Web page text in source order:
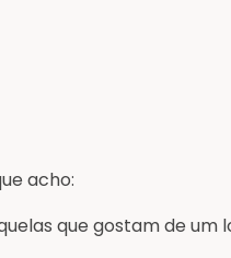
acho:
que gostam de um